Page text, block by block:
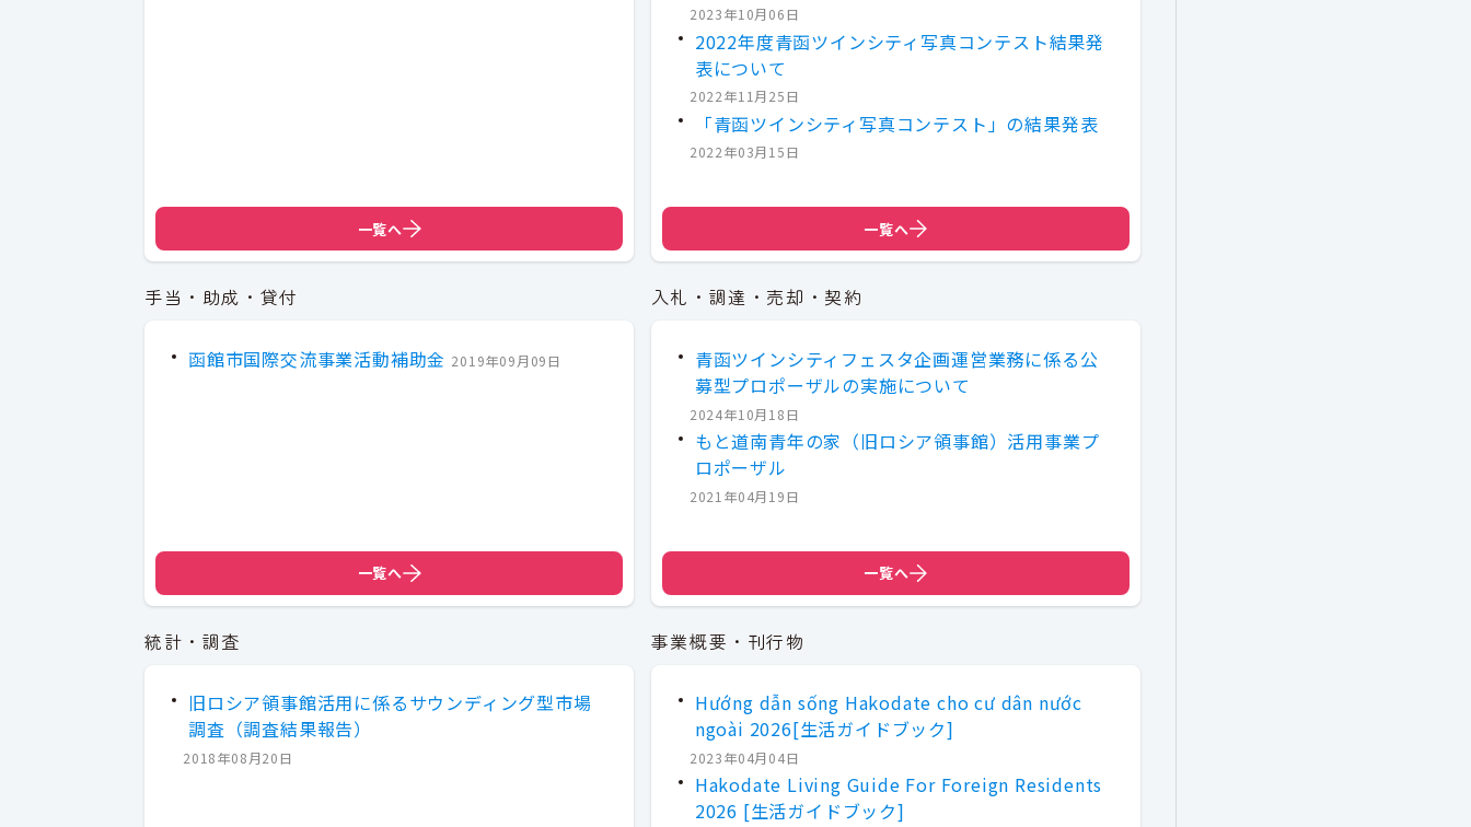
一覧へ
2023年10月06日
2022年度青函ツインシティ写真コンテスト結果発
表について
2022年11月25日
「青函ツインシティ写真コンテスト」の結果発表
2022年03月15日
一覧へ
手当・助成・貸付
函館市国際交流事業活動補助金 2019年09月09日
一覧へ
入札・調達・売却・契約
青函ツインシティフェスタ企画運営業務に係る公
募型プロポーザルの実施について
2024年10月18日
もと道南青年の家（旧ロシア領事館）活用事業プ
ロポーザル
2021年04月19日
一覧へ
統計・調査
旧ロシア領事館活用に係るサウンディング型市場
調査（調査結果報告）
2018年08月20日
事業概要・刊行物
Hướng dẫn sống Hakodate cho cư dân nước
ngoài 2026[生活ガイドブック]
2023年04月04日
Hakodate Living Guide For Foreign Residents
2026 [生活ガイドブック]